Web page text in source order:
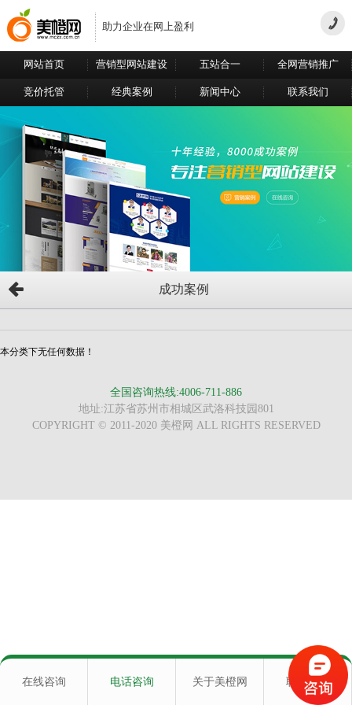
助力企业在网上盈利
网站首页 营销型网站建设 五站合一 全网营销推广
竞价托管 经典案例 新闻中心 联系我们
成功案例
本分类下无任何数据！
全国咨询热线:4006-711-886
地址:江苏省苏州市相城区武洛科技园801
COPYRIGHT © 2011-2020 美橙网 ALL RIGHTS RESERVED
在线咨询 电话咨询 关于美橙网 联系我们